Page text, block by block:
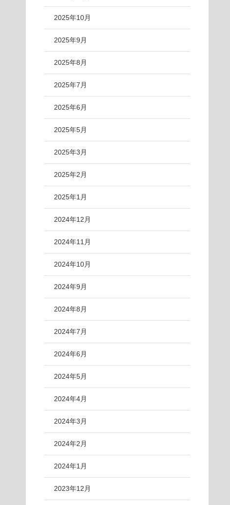
2025年10月
2025年9月
2025年8月
2025年7月
2025年6月
2025年5月
2025年3月
2025年2月
2025年1月
2024年12月
2024年11月
2024年10月
2024年9月
2024年8月
2024年7月
2024年6月
2024年5月
2024年4月
2024年3月
2024年2月
2024年1月
2023年12月